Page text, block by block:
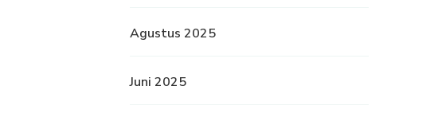
Agustus 2025
Juni 2025